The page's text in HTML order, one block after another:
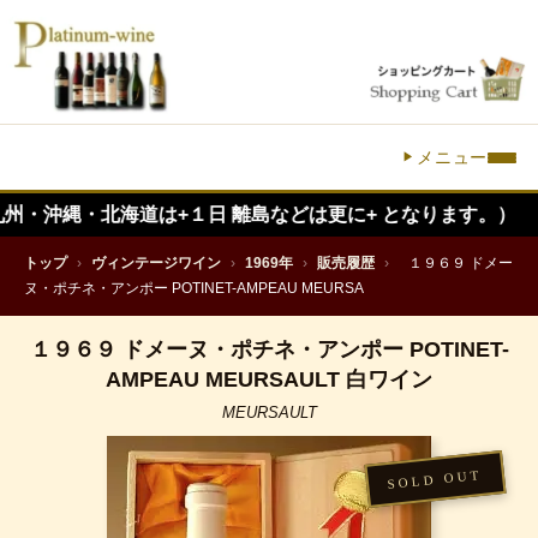
メニュー
海道は+１日 離島などは更に+ となります。）
トップ › ヴィンテージワイン › 1969年 › 販売履歴 ›
１９６９ ドメー
ヌ・ポチネ・アンポー POTINET-AMPEAU MEURSA
１９６９ ドメーヌ・ポチネ・アンポー POTINET-
AMPEAU MEURSAULT 白ワイン
MEURSAULT